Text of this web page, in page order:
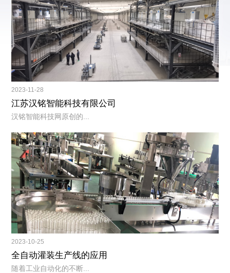
2023-11-28
江苏汉铭智能科技有限公司
汉铭智能科技网原创的...
2023-10-25
全自动灌装生产线的应用
随着工业自动化的不断...